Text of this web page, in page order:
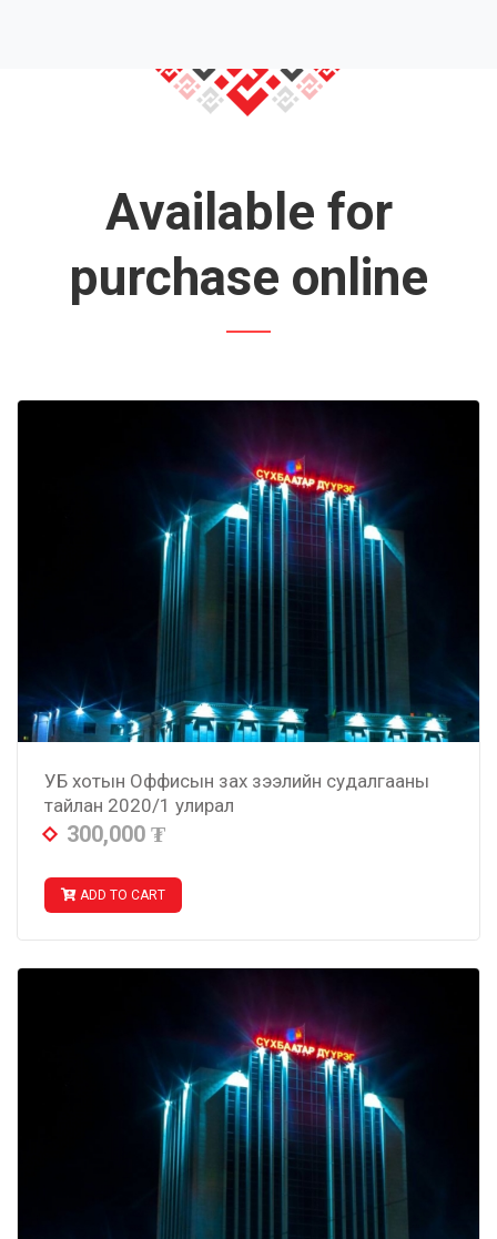
Available for
purchase online
УБ хотын Оффисын зах зээлийн судалгааны
тайлан 2020/1 улирал
300,000 ₮
ADD TO CART